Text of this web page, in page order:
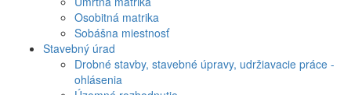
Osobitná matrika
Sobášna miestnosť
Stavebný úrad
Drobné stavby, stavebné úpravy, udržiavacie práce -
ohlásenia